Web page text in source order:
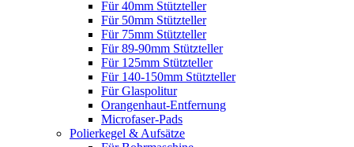
Für 40mm Stützteller
Für 50mm Stützteller
Für 75mm Stützteller
Für 89-90mm Stützteller
Für 125mm Stützteller
Für 140-150mm Stützteller
Für Glaspolitur
Orangenhaut-Entfernung
Microfaser-Pads
Polierkegel & Aufsätze